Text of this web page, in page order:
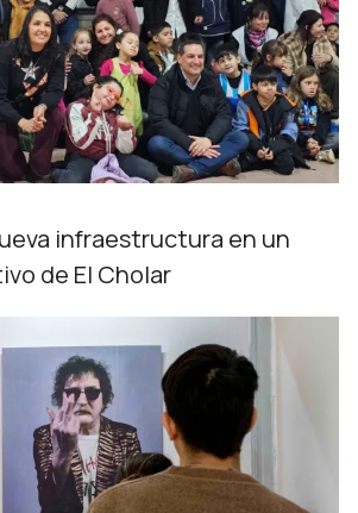
infraestructura en un
de El Cholar